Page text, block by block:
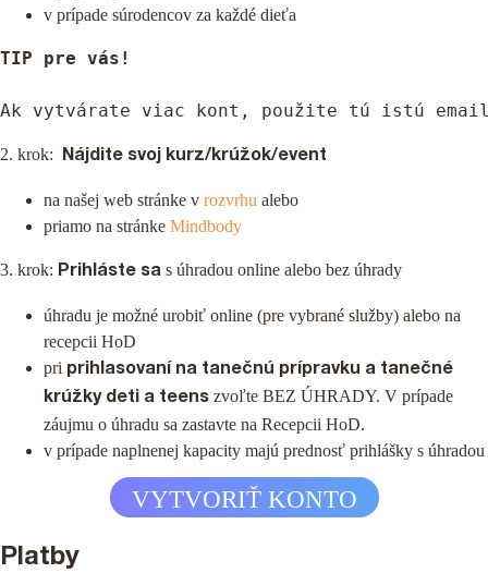
v prípade súrodencov za každé dieťa
TIP pre vás!
Ak vytvárate viac kont, použite tú istú
2. krok: Nájdite svoj kurz/krúžok/event
na našej web stránke v rozvrhu alebo
priamo na stránke Mindbody
3. krok: Prihláste sa s úhradou online alebo bez úhrady
úhradu je možné urobiť online (pre vybrané služby) alebo na
recepcii HoD
pri prihlasovaní na tanečnú prípravku a tanečné
krúžky deti a teens zvoľte BEZ ÚHRADY. V prípade
záujmu o úhradu sa zastavte na Recepcii HoD.
v prípade naplnenej kapacity majú prednosť prihlášky s úhradou
VYTVORIŤ KONTO
Platby